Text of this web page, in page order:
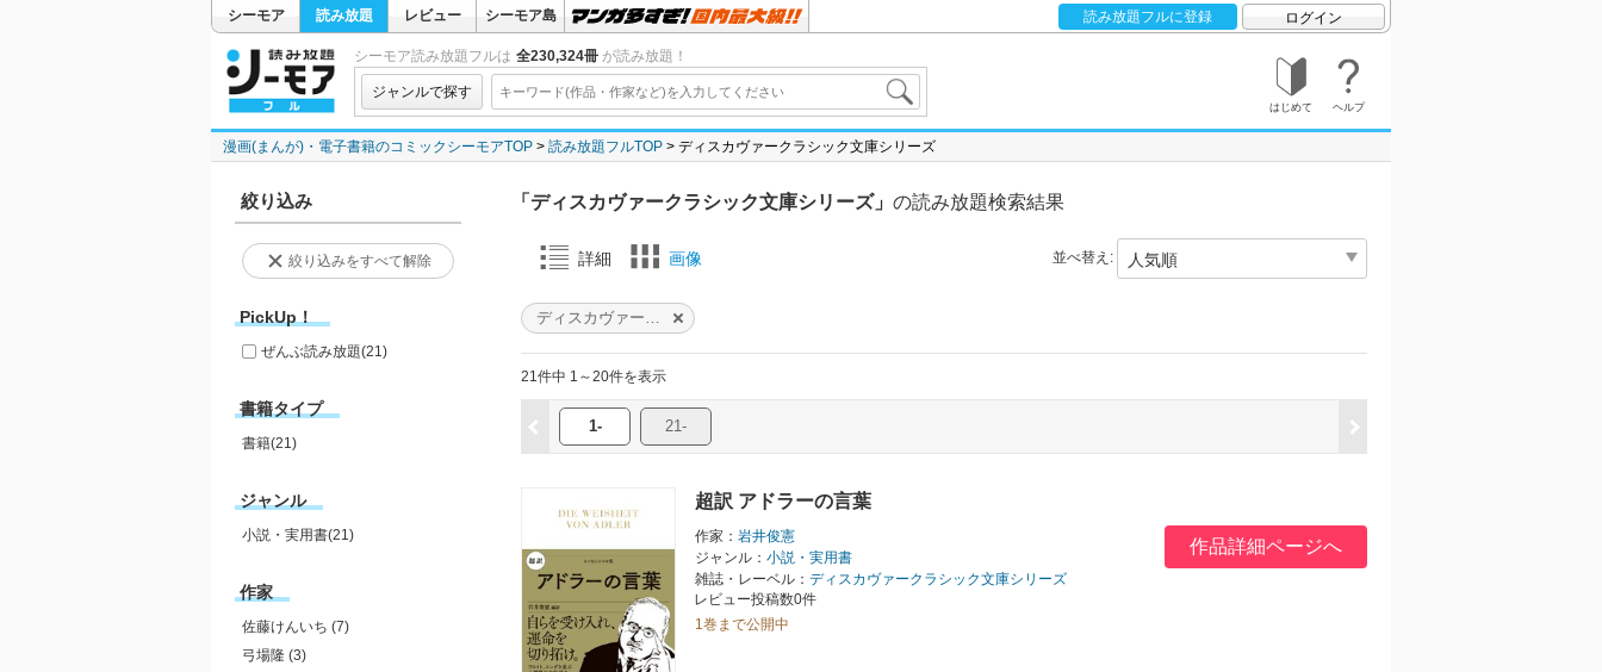
シーモア 読み放題 レビュー シーモア島 読み放題フルに登録 ログイン
シーモア読み放題フルは 全230,324冊 が読み放題！
ジャンルで探す
はじめて ヘルプ
漫画(まんが)・電子書籍のコミックシーモアTOP 読み放題フルTOP ディスカヴァークラシック文庫シリーズ
絞り込み
絞り込みをすべて解除
PickUp！
ぜんぶ読み放題(21)
書籍タイプ
書籍(21)
ジャンル
小説・実用書(21)
作家
佐藤けんいち (7)
弓場隆 (3)
「ディスカヴァークラシック文庫シリーズ」 の読み放題検索結果
詳細 画像 並べ替え:
21件中 1～20件を表示
1- 21-
超訳 アドラーの言葉
作家： 岩井俊憲
ジャンル： 小説・実用書
雑誌・レーベル： ディスカヴァークラシック文庫シリーズ
レビュー投稿数0件
1巻まで公開中
作品詳細ページへ